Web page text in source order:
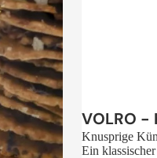
VOLRO -
Knusprige
Ein